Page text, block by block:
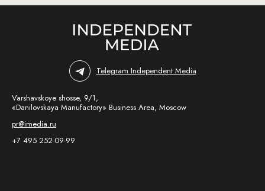
Telegram Independent Media
Varshavskoye shosse, 9/1,
«Danilovskaya Manufactory» Business Area, Moscow
pr@imedia.ru
+7 495 252-09-99